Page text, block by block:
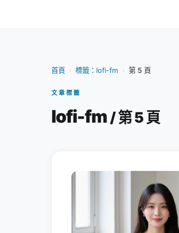
首頁 › 標籤：lofi-fm › 第 5 頁
文章標籤
lofi-fm / 第 5 頁